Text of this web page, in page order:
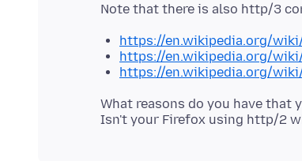
https://en.wikipedia.org/
https://en.wikipedia.org/
https://en.wikipedia.org/
What reasons do you have that